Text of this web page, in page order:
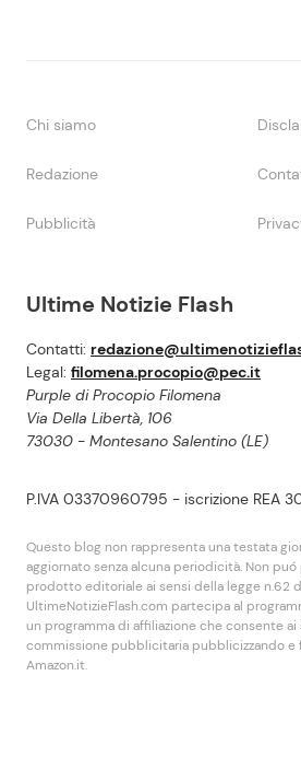
Ultime Notizie Flash
Contatti:
Legal: filomena.procopio@pec.it
Purple di Procopio Filomena
Via Della Libertà, 106
73030 - Montesano Salentino (LE)
P.IVA 03370960795 - iscrizione REA
Questo blog non rappresenta una testata
aggiornato senza alcuna periodicità. Non
prodotto editoriale ai sensi della legge n.62
UltimeNotizieFlash.com partecipa al
un programma di affiliazione che consente
commissione pubblicitaria pubblicizzando
Amazon.it.
Chi siamo
Redazione
Pubblicità